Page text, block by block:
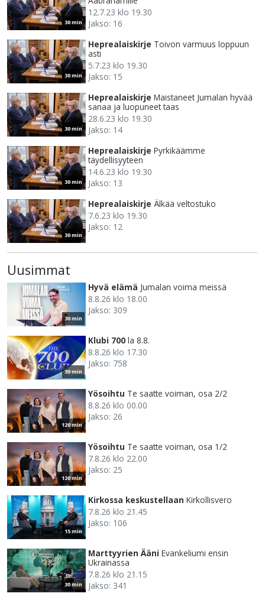
30 min
12.7.23 klo 19.30
Jakso: 16
30 min
Heprealaiskirje Toivon varmuus loppuun
asti
5.7.23 klo 19.30
Jakso: 15
30 min
Heprealaiskirje Maistaneet Jumalan hyvää
sanaa ja luopuneet taas
28.6.23 klo 19.30
Jakso: 14
30 min
Heprealaiskirje Pyrkikäämme
täydellisyyteen
14.6.23 klo 19.30
Jakso: 13
30 min
Heprealaiskirje Älkää veltostuko
7.6.23 klo 19.30
Jakso: 12
Uusimmat
30 min
Hyvä elämä Jumalan voima meissä
8.8.26 klo 18.00
Jakso: 309
30 min
Klubi 700 la 8.8.
8.8.26 klo 17.30
Jakso: 758
120 min
Yösoihtu Te saatte voiman, osa 2/2
8.8.26 klo 00.00
Jakso: 26
120 min
Yösoihtu Te saatte voiman, osa 1/2
7.8.26 klo 22.00
Jakso: 25
15 min
Kirkossa keskustellaan Kirkollisvero
7.8.26 klo 21.45
Jakso: 106
30 min
Marttyyrien Ääni Evankeliumi ensin
Ukrainassa
7.8.26 klo 21.15
Jakso: 341